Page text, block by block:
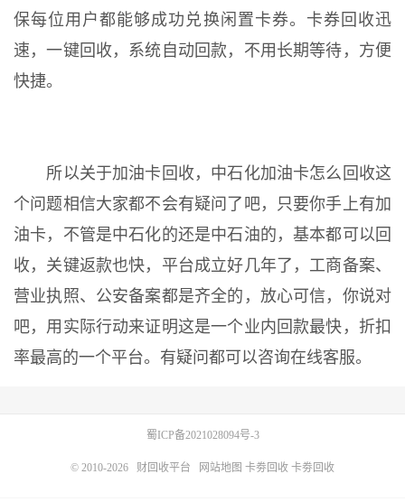
保每位用户都能够成功兑换闲置卡券。卡券回收迅
速，一键回收，系统自动回款，不用长期等待，方便
快捷。
所以关于加油卡回收，中石化加油卡怎么回收这
个问题相信大家都不会有疑问了吧，只要你手上有加
油卡，不管是中石化的还是中石油的，基本都可以回
收，关键返款也快，平台成立好几年了，工商备案、
营业执照、公安备案都是齐全的，放心可信，你说对
吧，用实际行动来证明这是一个业内回款最快，折扣
率最高的一个平台。有疑问都可以咨询在线客服。
蜀ICP备2021028094号-3
© 2010-2026 财回收平台 网站地图 卡劵回收 卡劵回收